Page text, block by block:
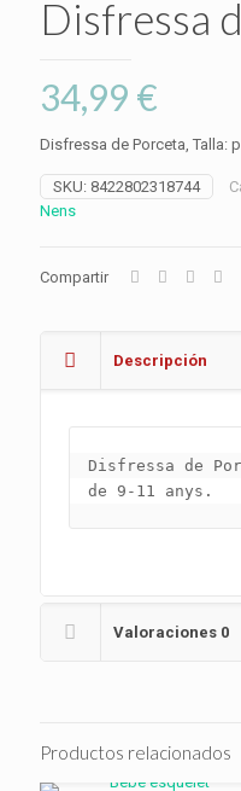
Disfressa
34,99 €
Disfressa de Porceta, Talla:
SKU: 8422802318744
Nens
Compartir
Descripción
Disfressa de
de 9-11 anys.
Valoraciones 0
Productos relacionados